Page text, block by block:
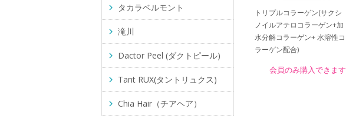
トリプルコラーゲン(サクシ
ノイルアテロコラーゲン+加
水分解コラーゲン+ 水溶性コ
ラーゲン配合)
会員のみ購入できます
タカラベルモント
滝川
Dactor Peel (ダクトピール)
Tant RUX(タントリュクス)
Chia Hair（チアヘア）